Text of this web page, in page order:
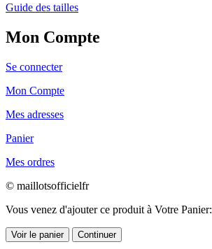
Guide des tailles
Mon Compte
Se connecter
Mon Compte
Mes adresses
Panier
Mes ordres
© maillotsofficielfr
Vous venez d'ajouter ce produit à Votre Panier:
Voir le panier Continuer